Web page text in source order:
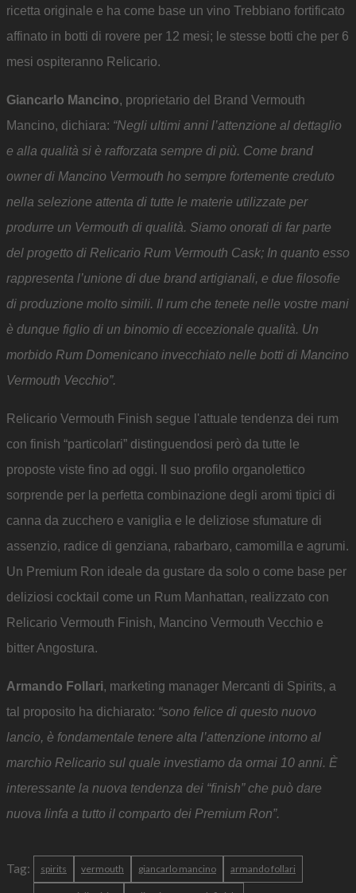
ricetta originale e ha come base un vino Trebbiano fortificato
affinato in botti di rovere per 12 mesi; le stesse botti che per 6
mesi ospiteranno Relicario.
Giancarlo Mancino, proprietario del Brand Vermouth
Mancino, dichiara: “Negli ultimi anni l’attenzione al dettaglio
e alla qualità si è rafforzata sempre di più. Come brand
owner di Mancino Vermouth ho sempre fortemente creduto
nella selezione attenta di tutte le materie utilizzate per
produrre un Vermouth di qualità. Siamo onorati di far parte
del progetto di Relicario Rum Vermouth Cask; In quanto esso
rappresenta l’unione di due brand artigianali, e due filosofie
di produzione molto simili. Il rum che tenete nelle vostre mani
è dunque figlio di un binomio di eccezionale qualità. Un
morbido Rum Domenicano invecchiato nelle botti di Mancino
Vermouth Vecchio”.
Relicario Vermouth Finish segue l'attuale tendenza dei rum
con finish “particolari” distinguendosi però da tutte le
proposte viste fino ad oggi. Il suo profilo organolettico
sorprende per la perfetta combinazione degli aromi tipici di
canna da zucchero e vaniglia e le deliziose sfumature di
assenzio, radice di genziana, rabarbaro, camomilla e agrumi.
Un Premium Ron ideale da gustare da solo o come base per
deliziosi cocktail come un Rum Manhattan, realizzato con
Relicario Vermouth Finish, Mancino Vermouth Vecchio e
bitter Angostura.
Armando Follari, marketing manager Mercanti di Spirits, a
tal proposito ha dichiarato: “sono felice di questo nuovo
lancio, è fondamentale tenere alta l’attenzione intorno al
marchio Relicario sul quale investiamo da ormai 10 anni. È
interessante la nuova tendenza dei “finish” che può dare
nuova linfa a tutto il comparto dei Premium Ron”.
Tag: spirits vermouth giancarlo mancino armando follari